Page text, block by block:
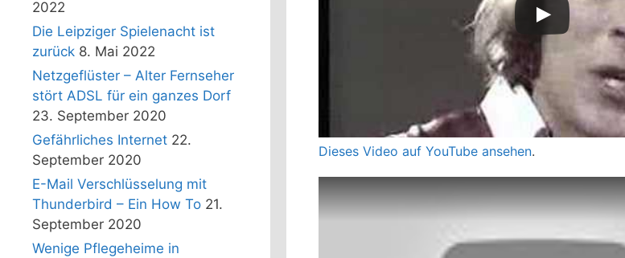
Dieses Video auf YouTube ansehen.
2022
Die Leipziger Spielenacht ist
zurück 8. Mai 2022
Netzgeflüster – Alter Fernseher
stört ADSL für ein ganzes Dorf
23. September 2020
Gefährliches Internet 22.
September 2020
E-Mail Verschlüsselung mit
Thunderbird – Ein How To 21.
September 2020
Wenige Pflegeheime in